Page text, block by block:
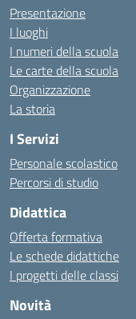
Presentazione
I luoghi
I numeri della scuola
Le carte della scuola
Organizzazione
La storia
I Servizi
Personale scolastico
Percorsi di studio
Didattica
Offerta formativa
Le schede didattiche
I progetti delle classi
Novità